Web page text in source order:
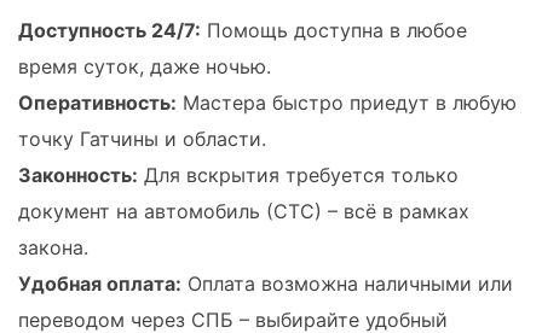
Доступность 24/7: Помощь доступна в любое
время суток, даже ночью.
Оперативность: Мастера быстро приедут в любую
точку Гатчины и области.
Законность: Для вскрытия требуется только
документ на автомобиль (СТС) – всё в рамках
закона.
Удобная оплата: Оплата возможна наличными или
переводом через СПБ – выбирайте удобный